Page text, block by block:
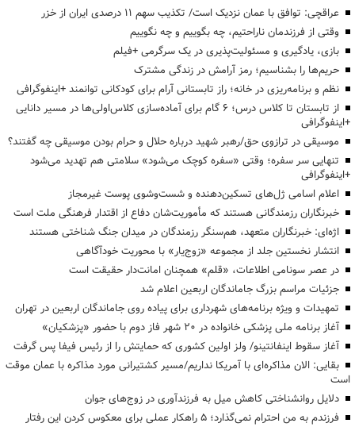
عراقچی: توافق با عمان نزدیک است/ تکذیب سهم ۱۱ درصدی ایران از خزر
وقتی از فرزندمان ناراحتیم، چه بگوییم و چه نگوییم
بازی، یادگیری و مسئولیت‌پذیری در یک سرگرمی +فیلم
حریم‌ها را بشناسیم؛ رمز آرامش در زندگی مشترک
نظم و برنامه‌ریزی در خانه؛ راز تابستانی آرام برای کودکانی توانمند +اینفوگرافی
از تابستان تا کلاس درس؛ ۶ گام برای آماده‌سازی کلاس‌اولی‌ها در مسیر دانایی
+اینفوگرافی
موسیقی در ترازوی حق/رهبر شهید درباره حلال و حرام بودن موسیقی چه گفتند؟
تنهایی سر سفره؛ وقتی «سفره کوچک می‌شود» سلامتی هم تهدید می‌شود
+اینفوگرافی
اعلام اسامی ژل‌های تسکین‌دهنده و شست‌وشوی پوست غیرمجاز
خبرنگاران رزمندگانی هستند که مأموریت‌شان دفاع از اقتدار فرهنگی ملت است
اژه‌ای: خبرنگاران متعهد، هم‌سنگر رزمندگان در میدان جنگ شناختی هستند
انتشار نخستین جلد از مجموعه «زوج‌یار» با محوریت خودآگاهی
در عصر سونامی اطلاعات، «قلم» همچنان امانت‌دار حقیقت است
جزئیات مراسم بزرگ جاماندگان اربعین اعلام شد
تمهیدات و ویژه برنامه‌های شهرداری برای پیاده روی جاماندگان اربعین در تهران
آغاز برنامه ملی پزشکی خانواده در ۲۰ شهر فاز دوم با حضور «پزشکیان»
آغاز سقوط اینفانتینو/ ولز اولین کشوری که حمایتش را از رئیس فیفا پس گرفت
بقایی: الان مذاکره‌ای با آمریکا نداریم/مسیر کشتیرانی مورد مذاکره با عمان موقت
است
دلایل روانشناختی کاهش میل به فرزندآوری در زوج‌های جوان
فرزندم به من احترام نمی‌گذارد؛ ۵ راهکار عملی برای معکوس کردن این رفتار